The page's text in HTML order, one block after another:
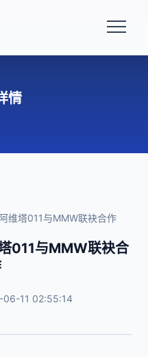
情
维塔011与MMW联袂合作
011与MMW联袂合
06-11 02:55:14